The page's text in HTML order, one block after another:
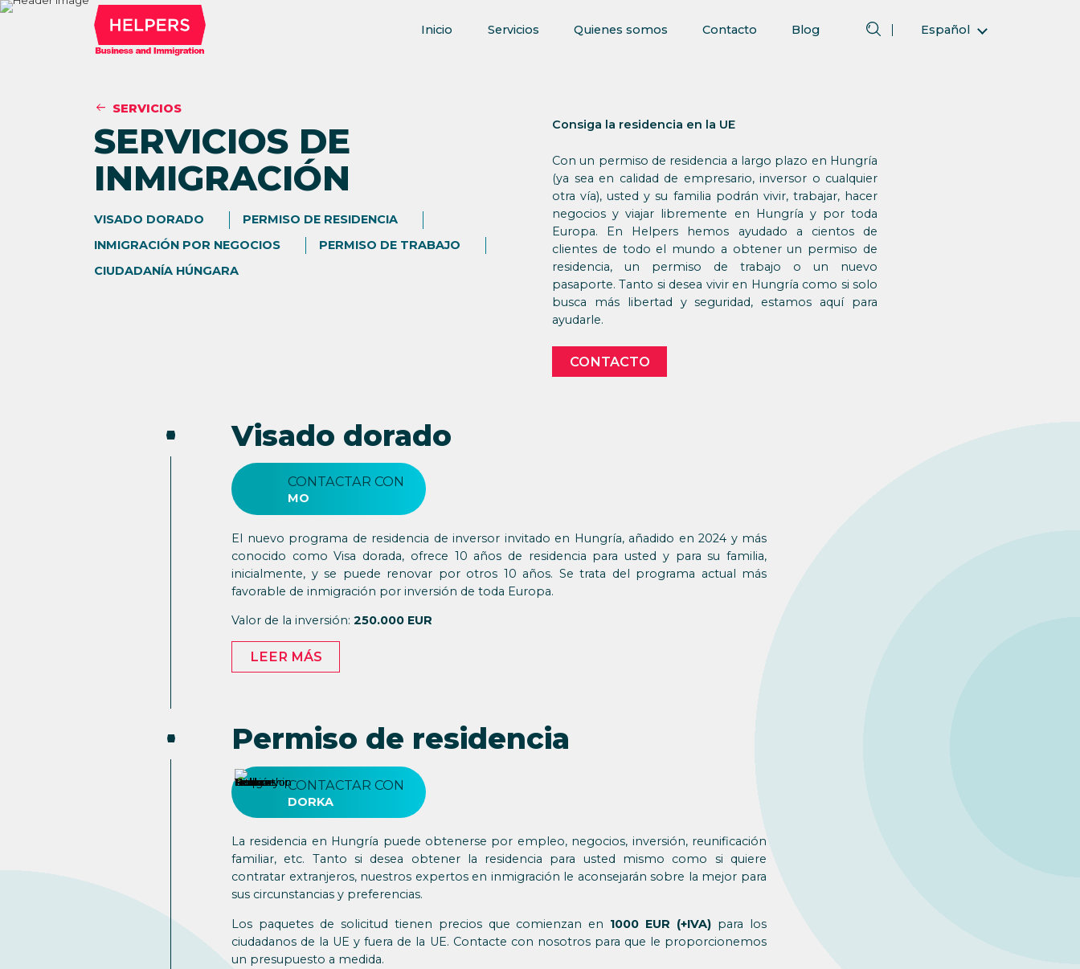
Inicio Servicios Quienes somos Contacto Blog Español
Русский (Ruso)
简体中文 (Chino simplificado)
SERVICIOS
SERVICIOS DE
INMIGRACIÓN
VISADO DORADO
PERMISO DE RESIDENCIA
INMIGRACIÓN POR NEGOCIOS
PERMISO DE TRABAJO
CIUDADANÍA HÚNGARA
Consiga la residencia en la UE
Con un permiso de residencia a largo plazo en Hungría
(ya sea en calidad de empresario, inversor o cualquier
otra vía), usted y su familia podrán vivir, trabajar, hacer
negocios y viajar libremente en Hungría y por toda
Europa. En Helpers hemos ayudado a cientos de
clientes de todo el mundo a obtener un permiso de
residencia, un permiso de trabajo o un nuevo
pasaporte. Tanto si desea vivir en Hungría como si solo
busca más libertad y seguridad, estamos aquí para
ayudarle.
CONTACTO
Visado dorado
CONTACTAR CON
MO
El nuevo programa de residencia de inversor invitado en Hungría, añadido en 2024 y más
conocido como Visa dorada, ofrece 10 años de residencia para usted y para su familia,
inicialmente, y se puede renovar por otros 10 años. Se trata del programa actual más
favorable de inmigración por inversión de toda Europa.
Valor de la inversión: 250.000 EUR
LEER MÁS
Permiso de residencia
CONTACTAR CON
DORKA
La residencia en Hungría puede obtenerse por empleo, negocios, inversión, reunificación
familiar, etc. Tanto si desea obtener la residencia para usted mismo como si quiere
contratar extranjeros, nuestros expertos en inmigración le aconsejarán sobre la mejor para
sus circunstancias y preferencias.
Los paquetes de solicitud tienen precios que comienzan en 1000 EUR (+IVA) para los
ciudadanos de la UE y fuera de la UE. Contacte con nosotros para que le proporcionemos
un presupuesto a medida.